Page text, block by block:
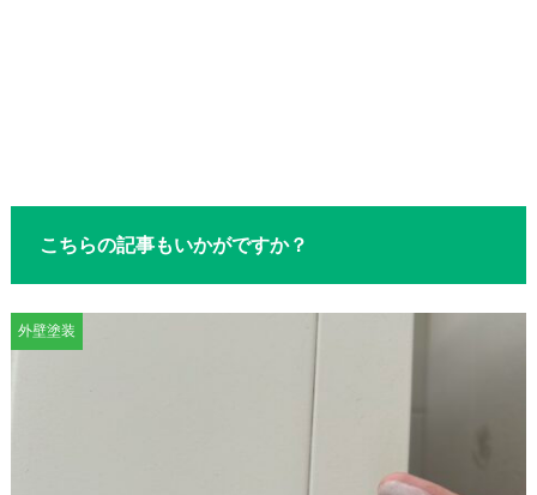
こちらの記事もいかがですか？
外壁塗装